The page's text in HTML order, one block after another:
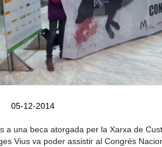
05-12-2014
a una beca atorgada per la Xarxa de
Vius va poder assistir al Congrés